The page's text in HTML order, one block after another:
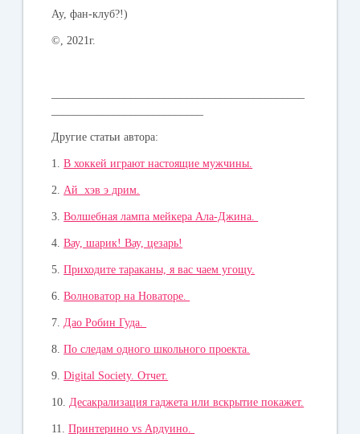
Ау, фан-клуб?!)
©, 2021г.
Другие статьи автора:
1.В хоккей играют настоящие мужчины.
2.Ай хэв э дрим.
3.Волшебная лампа мейкера Ала-Джина.
4.Вау, шарик! Вау, цезарь!
5.Приходите тараканы, я вас чаем угощу.
6.Волноватор на Новаторе.
7.Дао Робин Гуда.
8.По следам одного школьного проекта.
9.Digital Society. Отчет.
10.Десакрализация гаджета или вскрытие покажет.
11.Принтерино vs Ардуино.